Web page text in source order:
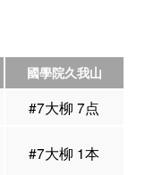
國學院久我山
#7大柳 7点
#7大柳 1本